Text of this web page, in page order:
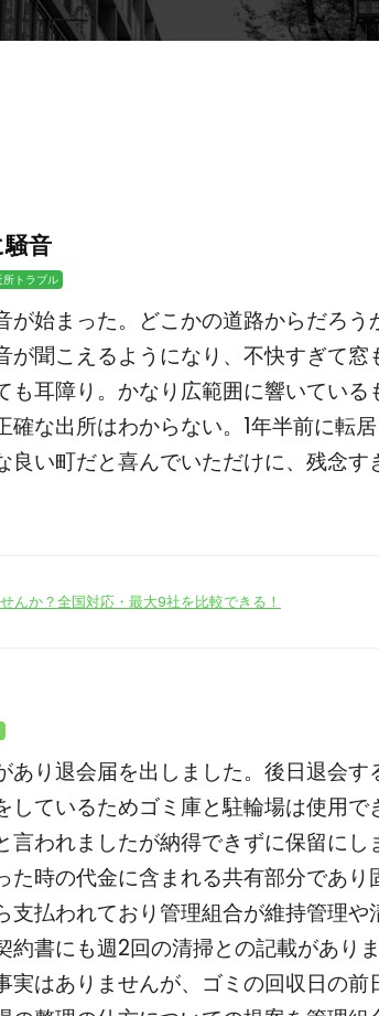
音
所トラブル
が始まった。どこかの道路からだろう
が聞こえるようになり、不快すぎて窓
も耳障り。かなり広範囲に響いている
な出所はわからない。1年半前に転
良い町だと喜んでいただけに、残念す
んか？全国対応・最大9社を比較できる！
あり退会届を出しました。後日退会す
しているためゴミ庫と駐輪場は使用で
言われましたが納得できずに保留にし
た時の代金に含まれる共有部分であり
支払われており管理組合が維持管理や
約書にも週2回の清掃との記載があり
実はありませんが、ゴミの回収日の前